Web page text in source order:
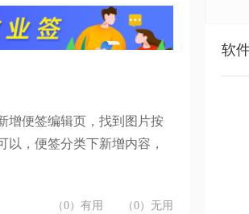
增便签编辑页，找到图片按
以 ，便签分类下新增内容，
（0）有用 （0）无用
软